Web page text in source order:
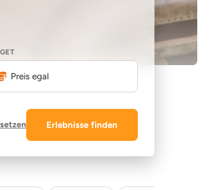
Preis egal
Erlebnisse finden